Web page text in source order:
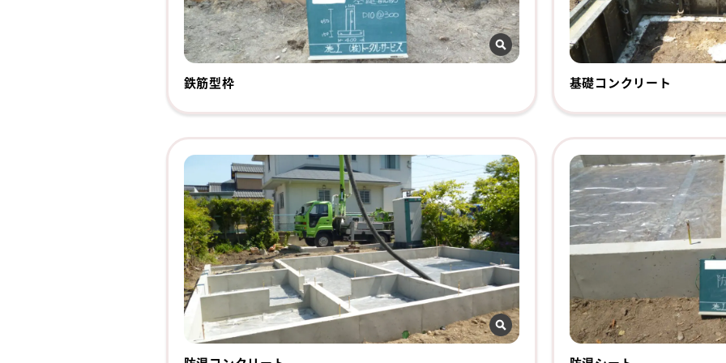
鉄筋型枠 基礎コンクリート